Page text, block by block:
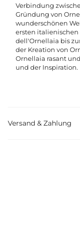
Verbindung
Gründung von
wunderschönen
ersten italienischen
dell'Ornellaia bis
der Kreation von
Ornellaia rasant
und der Inspiration.
Versand & Zahlung